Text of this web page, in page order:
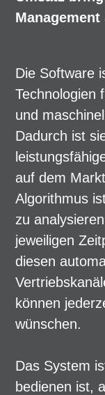
Die Software
Technologien
und
Dadurch ist
auf dem
Algorithmus
zu
jeweiligen
diesen
können
wünschen.
Das System
bedienen ist,